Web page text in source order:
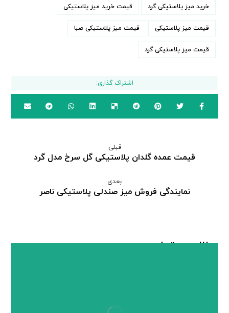
خرید میز پلاستیکی گرد قیمت خرید میز پلاستیکی
قیمت میز پلاستیکی قیمت میز پلاستیکی صبا
قیمت میز پلاستیکی گرد
قبلی
قیمت عمده گلدان پلاستیکی گل سرخ مدل گرد
بعدی
نمایندگی فروش میز صندلی پلاستیکی ناصر
مطالب مرتبط ...